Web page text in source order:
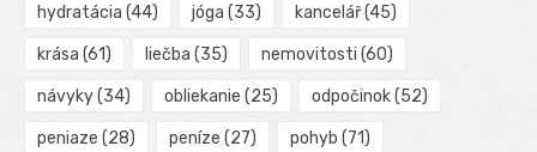
hydratácia (44) jóga (33) kancelář(45)
krása (61) liečba (35) nemovitosti (60)
návyky(34) obliekanie (25) odpočinok(52)
peniaze (28) peníze (27) pohyb (71)